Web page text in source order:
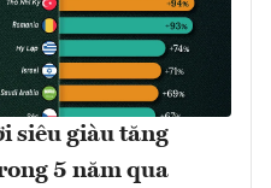
siêu giàu tăng
5 năm qua